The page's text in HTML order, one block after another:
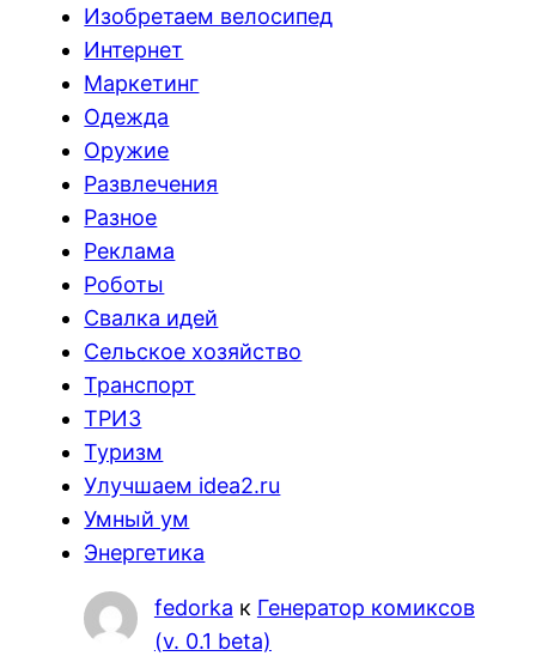
Изобретаем велосипед
Интернет
Маркетинг
Одежда
Оружие
Развлечения
Разное
Реклама
Роботы
Свалка идей
Сельское хозяйство
Транспорт
ТРИЗ
Туризм
Улучшаем idea2.ru
Умный ум
Энергетика
fedorka к Генератор комиксов
(v. 0.1 beta)